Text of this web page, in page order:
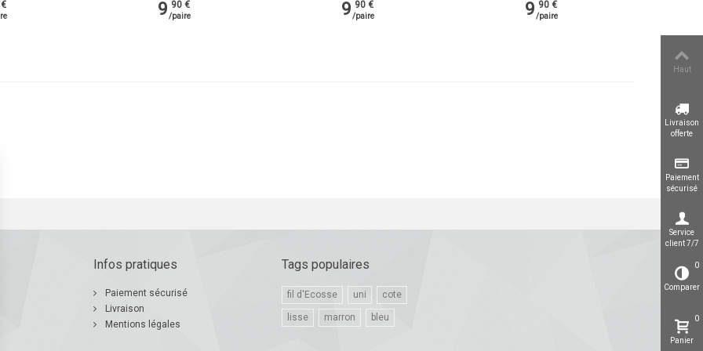
9 90 €
/paire 9 90 €
/paire 9 90 €
/paire
Infos pratiques
Paiement sécurisé
Livraison
Mentions légales
Tags populaires
fil d'Ecosse uni cote
lisse marron bleu
Haut
Livraison
offerte
Paiement
sécurisé
Service
client 7/7
Comparer
0
Panier
0